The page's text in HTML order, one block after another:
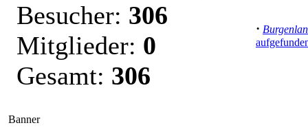
Besucher: 306
Mitglieder: 0
Gesamt: 306
Banner
·